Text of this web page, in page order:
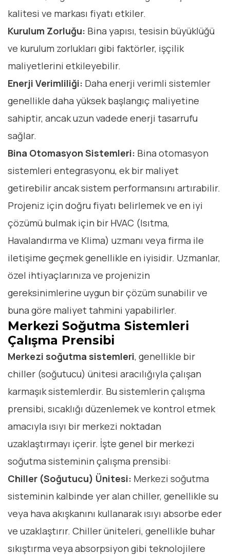
kalitesi ve markası fiyatı etkiler.
Kurulum Zorluğu: Bina yapısı, tesisin büyüklüğü
ve kurulum zorlukları gibi faktörler, işçilik
maliyetlerini etkileyebilir.
Enerji Verimliliği: Daha enerji verimli sistemler
genellikle daha yüksek başlangıç maliyetine
sahiptir, ancak uzun vadede enerji tasarrufu
sağlar.
Bina Otomasyon Sistemleri: Bina otomasyon
sistemleri entegrasyonu, ek bir maliyet
getirebilir ancak sistem performansını artırabilir.
Projeniz için doğru fiyatı belirlemek ve en iyi
çözümü bulmak için bir HVAC (Isıtma,
Havalandırma ve Klima) uzmanı veya firma ile
iletişime geçmek genellikle en iyisidir. Uzmanlar,
özel ihtiyaçlarınıza ve projenizin
gereksinimlerine uygun bir çözüm sunabilir ve
buna göre maliyet tahmini yapabilirler.
Merkezi Soğutma Sistemleri
Çalışma Prensibi
Merkezi soğutma sistemleri, genellikle bir
chiller (soğutucu) ünitesi aracılığıyla çalışan
karmaşık sistemlerdir. Bu sistemlerin çalışma
prensibi, sıcaklığı düzenlemek ve kontrol etmek
amacıyla ısıyı bir merkezi noktadan
uzaklaştırmayı içerir. İşte genel bir merkezi
soğutma sisteminin çalışma prensibi:
Chiller (Soğutucu) Ünitesi: Merkezi soğutma
sisteminin kalbinde yer alan chiller, genellikle su
veya hava akışkanını kullanarak ısıyı absorbe eder
ve uzaklaştırır. Chiller üniteleri, genellikle buhar
sıkıştırma veya absorpsiyon gibi teknolojilere